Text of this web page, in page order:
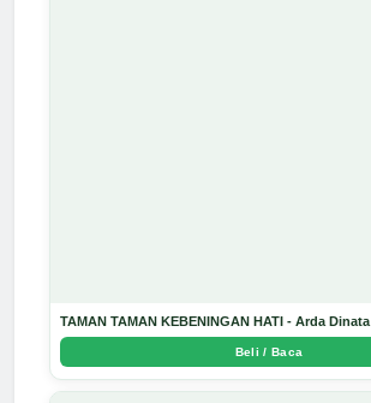
TAMAN TAMAN KEBENINGAN HATI - Arda Dinata
Beli / Baca